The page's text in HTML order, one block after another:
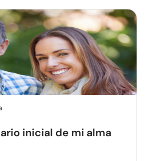
inicial de mi alma